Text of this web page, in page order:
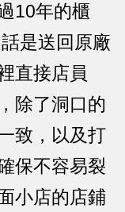
10年的櫃
是送回原廠
直接店員
除了洞口的
致，以及打
保不容易裂
小店的店鋪